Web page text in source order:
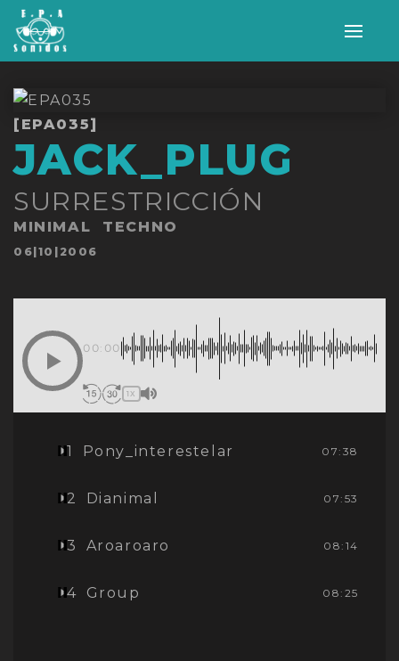
[EPA035]
JACK_PLUG
SURRESTRICCIÓN
MINIMAL
TECHNO
Publicado
06|10|2006
00:00
1X
1 Pony_interestelar 07:38
2 Dianimal 07:53
3 Aroaroaro 08:14
4 Group 08:25